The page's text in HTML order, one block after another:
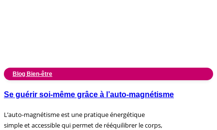
Blog Bien-être
Se guérir soi-même grâce à l’auto-magnétisme
L’auto-magnétisme est une pratique énergétique
simple et accessible qui permet de rééquilibrer le corps,